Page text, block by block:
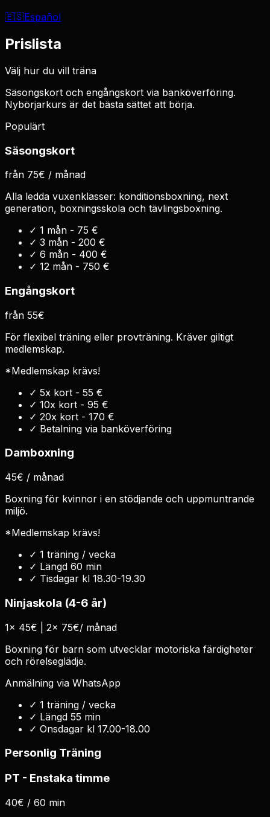
🇪🇸Español
Prislista
Välj hur du vill träna
Säsongskort och engångskort via banköverföring.
Nybörjarkurs är det bästa sättet att börja.
Populärt
Säsongskort
från 75€ / månad
Alla ledda vuxenklasser: konditionsboxning, next
generation, boxningsskola och tävlingsboxning.
✓ 1 mån - 75 €
✓ 3 mån - 200 €
✓ 6 mån - 400 €
✓ 12 mån - 750 €
Engångskort
från 55€
För flexibel träning eller provträning. Kräver giltigt
medlemskap.
*Medlemskap krävs!
✓ 5x kort - 55 €
✓ 10x kort - 95 €
✓ 20x kort - 170 €
✓ Betalning via banköverföring
Damboxning
45€ / månad
Boxning för kvinnor i en stödjande och uppmuntrande
miljö.
*Medlemskap krävs!
✓ 1 träning / vecka
✓ Längd 60 min
✓ Tisdagar kl 18.30-19.30
Ninjaskola (4-6 år)
1x 45€ | 2x 75€/ månad
Boxning för barn som utvecklar motoriska färdigheter
och rörelseglädje.
Anmälning via WhatsApp
✓ 1 träning / vecka
✓ Längd 55 min
✓ Onsdagar kl 17.00-18.00
Personlig Träning
PT - Enstaka timme
40€ / 60 min